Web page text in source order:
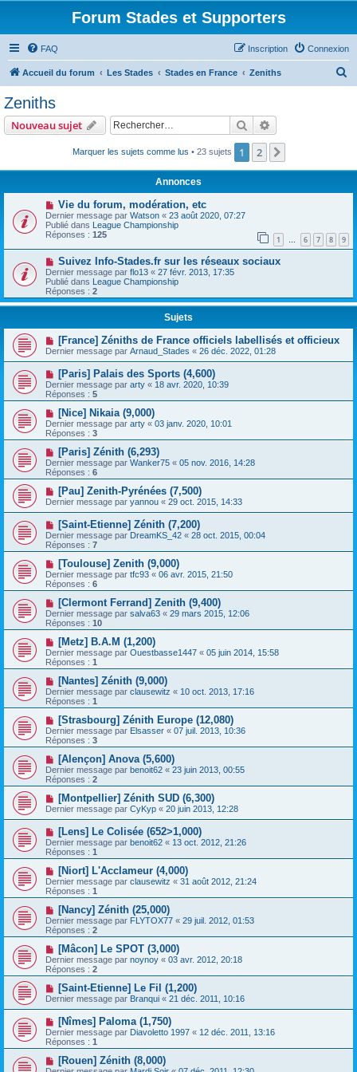
Forum Stades et Supporters
FAQ Connexion
Inscription
Accueil du forum Les Stades Stades en France Zeniths
r
Zeniths
Nouveau sujet Rechercher
Marquer les sujets comme lus • 23 sujets 1 2
Annonces
Vie du forum, modération, etc
Dernier message par Watson « 23 août 2020, 07:27
Publié dans League Championship
Réponses : 125 1 … 6 7 8 9
Suivez Info-Stades.fr sur les réseaux sociaux
Dernier message par flo13 « 27 févr. 2013, 17:35
Publié dans League Championship
Réponses : 2
Sujets
[France] Zéniths de France officiels labellisés et officieux
Dernier message par Arnaud_Stades « 26 déc. 2022, 01:28
[Paris] Palais des Sports (4,600)
Dernier message par arty « 18 avr. 2020, 10:39
Réponses : 5
[Nice] Nikaia (9,000)
Dernier message par arty « 03 janv. 2020, 10:01
Réponses : 3
[Paris] Zénith (6,293)
Dernier message par Wanker75 « 05 nov. 2016, 14:28
Réponses : 6
[Pau] Zenith-Pyrénées (7,500)
Dernier message par yannou « 29 oct. 2015, 14:33
[Saint-Etienne] Zénith (7,200)
Dernier message par DreamKS_42 « 28 oct. 2015, 00:04
Réponses : 7
[Toulouse] Zenith (9,000)
Dernier message par tfc93 « 06 avr. 2015, 21:50
Réponses : 6
[Clermont Ferrand] Zenith (9,400)
Dernier message par salva63 « 29 mars 2015, 12:06
Réponses : 10
[Metz] B.A.M (1,200)
Dernier message par Ouestbasse1447 « 05 juin 2014, 15:58
Réponses : 1
[Nantes] Zénith (9,000)
Dernier message par clausewitz « 10 oct. 2013, 17:16
Réponses : 1
[Strasbourg] Zénith Europe (12,080)
Dernier message par Elsasser « 07 juil. 2013, 10:36
Réponses : 3
[Alençon] Anova (5,600)
Dernier message par benoit62 « 23 juin 2013, 00:55
Réponses : 2
[Montpellier] Zénith SUD (6,300)
Dernier message par CyKyp « 20 juin 2013, 12:28
[Lens] Le Colisée (652>1,000)
Dernier message par benoit62 « 13 oct. 2012, 21:26
Réponses : 1
[Niort] L'Acclameur (4,000)
Dernier message par clausewitz « 31 août 2012, 21:24
Réponses : 1
[Nancy] Zénith (25,000)
Dernier message par FLYTOX77 « 29 juil. 2012, 01:53
Réponses : 2
[Mâcon] Le SPOT (3,000)
Dernier message par noynoy « 03 avr. 2012, 20:18
Réponses : 2
[Saint-Etienne] Le Fil (1,200)
Dernier message par Branqui « 21 déc. 2011, 10:16
[Nîmes] Paloma (1,750)
Dernier message par Diavoletto 1997 « 12 déc. 2011, 13:16
Réponses : 1
[Rouen] Zénith (8,000)